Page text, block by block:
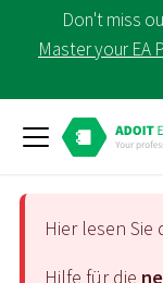
Don't miss
Master your EA
Hier lesen
Hilfe für die